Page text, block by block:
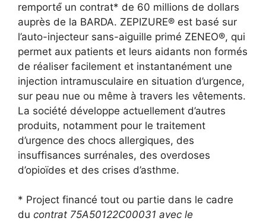
remporté́ un contrat* de 60 millions de dollars
auprès de la BARDA. ZEPIZURE® est basé sur
l’auto-injecteur sans-aiguille primé ZENEO®, qui
permet aux patients et leurs aidants non formés
de réaliser facilement et instantanément une
injection intramusculaire en situation d’urgence,
sur peau nue ou même à travers les vêtements.
La société développe actuellement d’autres
produits, notamment pour le traitement
d’urgence des chocs allergiques, des
insuffisances surrénales, des overdoses
d’opioïdes et des crises d’asthme.
* Project financé tout ou partie dans le cadre
du contrat 75A50122C00031 avec le